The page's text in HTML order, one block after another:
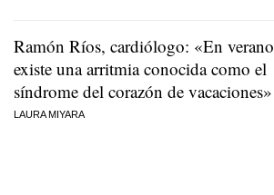
Ramón Ríos, cardiólogo: «En verano
existe una arritmia conocida como el
síndrome del corazón de vacaciones»
LAURA MIYARA